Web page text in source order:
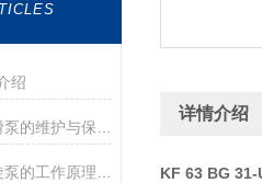
绍
详情介绍
KF 63 BG 31-